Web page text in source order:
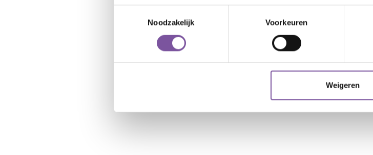
Noodzakelijk
Voorkeuren
Weigeren